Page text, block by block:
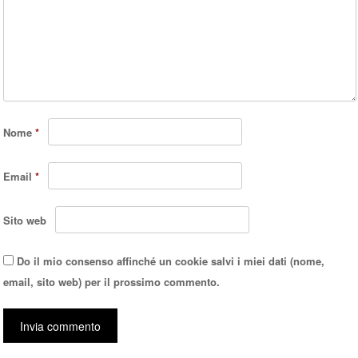
Nome*
Email*
Sito web
Do il mio consenso affinché un cookie salvi i miei dati (nome,
email, sito web) per il prossimo commento.